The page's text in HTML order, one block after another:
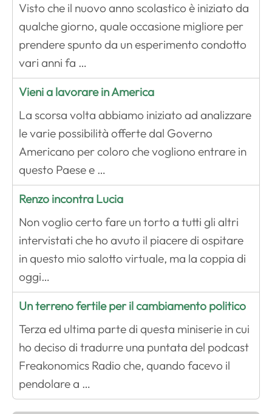
Visto che il nuovo anno scolastico è iniziato da
qualche giorno, quale occasione migliore per
prendere spunto da un esperimento condotto
vari anni fa …
Vieni a lavorare in America
La scorsa volta abbiamo iniziato ad analizzare
le varie possibilità offerte dal Governo
Americano per coloro che vogliono entrare in
questo Paese e …
Renzo incontra Lucia
Non voglio certo fare un torto a tutti gli altri
intervistati che ho avuto il piacere di ospitare
in questo mio salotto virtuale, ma la coppia di
oggi…
Un terreno fertile per il cambiamento politico
Terza ed ultima parte di questa miniserie in cui
ho deciso di tradurre una puntata del podcast
Freakonomics Radio che, quando facevo il
pendolare a …